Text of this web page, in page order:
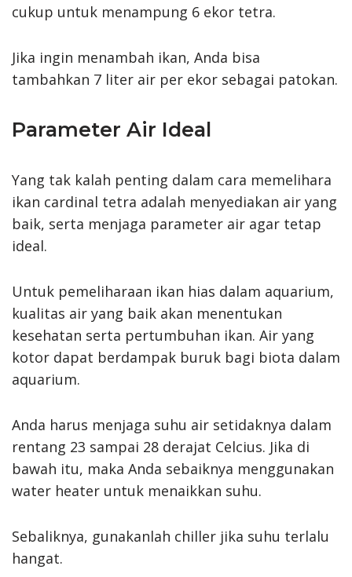
cukup untuk menampung 6 ekor tetra.
Jika ingin menambah ikan, Anda bisa
tambahkan 7 liter air per ekor sebagai patokan.
Parameter Air Ideal
Yang tak kalah penting dalam cara memelihara
ikan cardinal tetra adalah menyediakan air yang
baik, serta menjaga parameter air agar tetap
ideal.
Untuk pemeliharaan ikan hias dalam aquarium,
kualitas air yang baik akan menentukan
kesehatan serta pertumbuhan ikan. Air yang
kotor dapat berdampak buruk bagi biota dalam
aquarium.
Anda harus menjaga suhu air setidaknya dalam
rentang 23 sampai 28 derajat Celcius. Jika di
bawah itu, maka Anda sebaiknya menggunakan
water heater untuk menaikkan suhu.
Sebaliknya, gunakanlah chiller jika suhu terlalu
hangat.